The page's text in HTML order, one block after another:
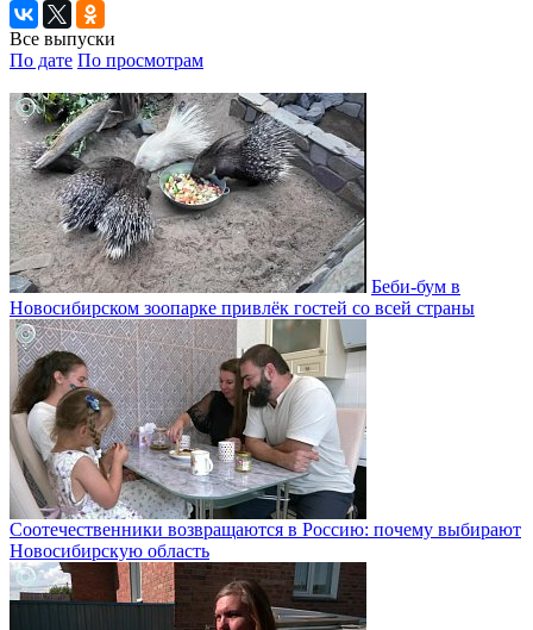
Все выпуски
По дате По просмотрам
Беби-бум в
Новосибирском зоопарке привлёк гостей со всей страны
Соотечественники возвращаются в Россию: почему выбирают
Новосибирскую область